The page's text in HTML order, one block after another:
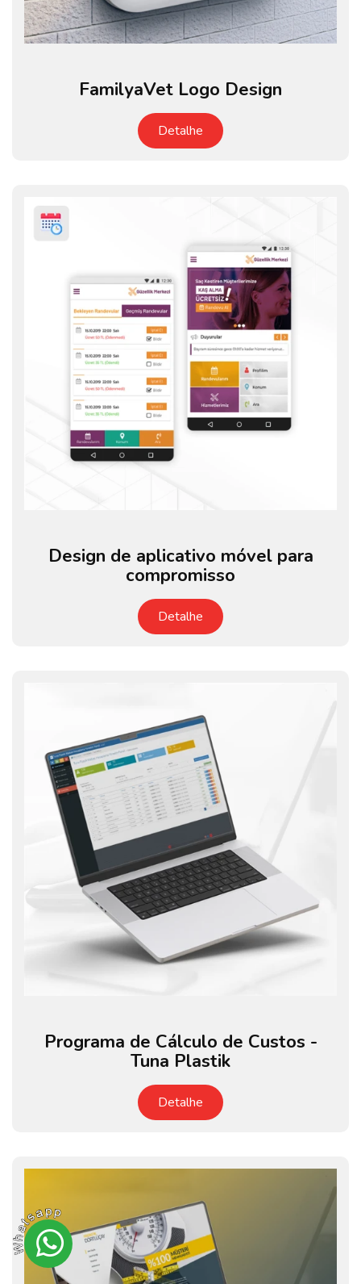
FamilyaVet Logo Design
Detalhe
Design de aplicativo móvel para
compromisso
Detalhe
Programa de Cálculo de Custos -
Tuna Plastik
Detalhe